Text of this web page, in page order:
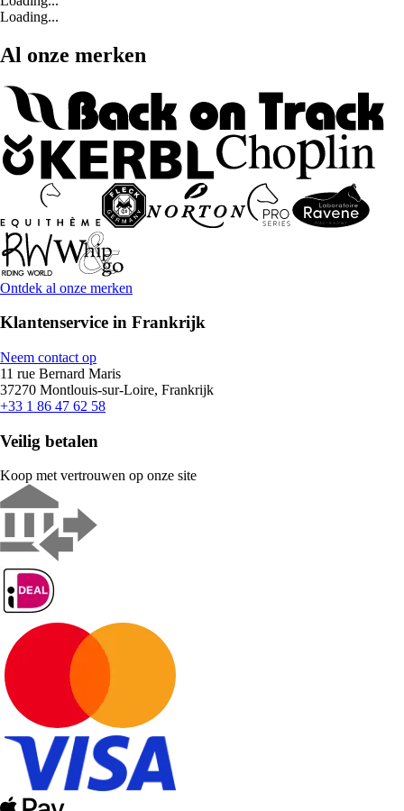
Loading...
Al onze merken
Ontdek al onze merken
Klantenservice in Frankrijk
Neem contact op
11 rue Bernard Maris
37270 Montlouis-sur-Loire, Frankrijk
+33 1 86 47 62 58
Veilig betalen
Koop met vertrouwen op onze site